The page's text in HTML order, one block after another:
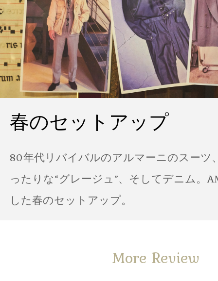
春のセットアップ
80年代リバイバルのアルマーニのスーツ
ったりな“グレージュ”、そしてデニム。
した春のセットアップ。
More Review